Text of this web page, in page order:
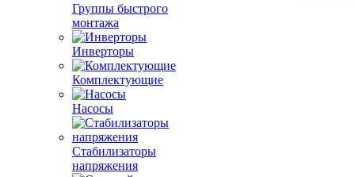
Группы быстрого
монтажа
Инверторы
Комплектующие
Насосы
Стабилизаторы
напряжения